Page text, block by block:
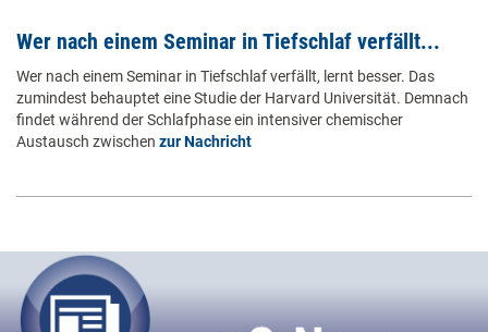
Wer nach einem Seminar in Tiefschlaf verfällt...
Wer nach einem Seminar in Tiefschlaf verfällt, lernt besser. Das
zumindest behauptet eine Studie der Harvard Universität. Demnach
findet während der Schlafphase ein intensiver chemischer
Austausch zwischen zur Nachricht